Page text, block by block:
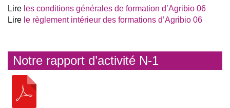
Lire les conditions générales de formation d’Agribio 06
Notre rapport d’activité N-1